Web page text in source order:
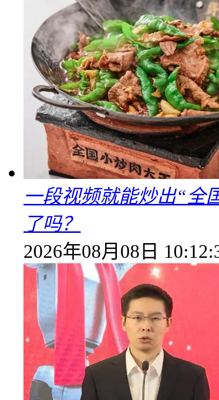
一段视频就能炒出“全
了吗？
2026年08月08日